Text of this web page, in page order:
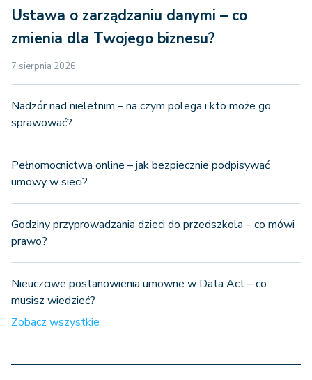
Ustawa o zarządzaniu danymi – co
zmienia dla Twojego biznesu?
7 sierpnia 2026
Nadzór nad nieletnim – na czym polega i kto może go
sprawować?
Pełnomocnictwa online – jak bezpiecznie podpisywać
umowy w sieci?
Godziny przyprowadzania dzieci do przedszkola – co mówi
prawo?
Nieuczciwe postanowienia umowne w Data Act – co
musisz wiedzieć?
Zobacz wszystkie